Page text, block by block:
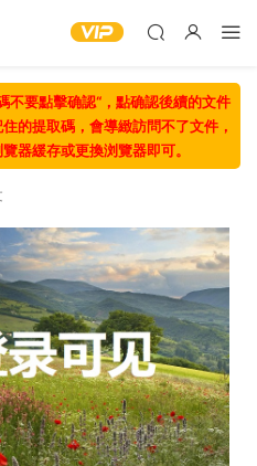
不要點擊确認“，點确認後續的文件
的提取碼，會導緻訪問不了文件，
器緩存或更換浏覽器即可。